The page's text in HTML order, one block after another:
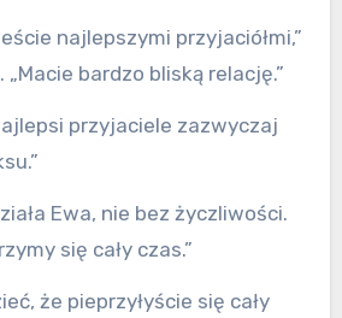
najlepszymi przyjaciółmi,”
„Macie bardzo bliską relację.”
przyjaciele zazwyczaj
Ewa, nie bez życzliwości.
się cały czas.”
że pieprzyłyście się cały